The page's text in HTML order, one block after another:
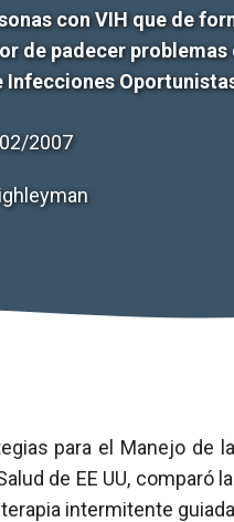
con VIH que de
de padecer
2007
para el Manejo de
de EE UU, comparó
terapia intermitente